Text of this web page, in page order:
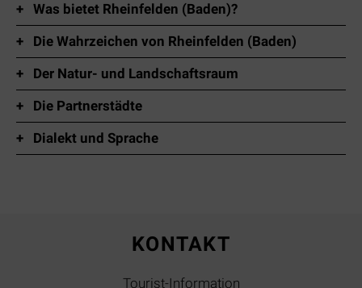
Was bietet Rheinfelden (Baden)?
Die Wahrzeichen von Rheinfelden (Baden)
Der Natur- und Landschaftsraum
Die Partnerstädte
Dialekt und Sprache
KONTAKT
Tourist-Information